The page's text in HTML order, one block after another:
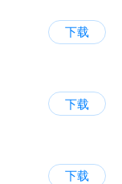
下载
下载
下载